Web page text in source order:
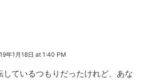
年1月18日 at 1:40 PM
しているつもりだったけれど、あな